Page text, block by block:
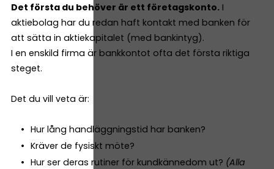
Det första du behöver är ett företagskonto. I
aktiebolag har du redan haft kontakt med banken för
att sätta in aktiekapitalet (med bankintyg).
I en enskild firma är bankkontot ofta det första riktiga
steget.
Det du vill veta är:
Hur lång handläggningstid har banken?
Kräver de fysiskt möte?
Hur ser deras rutiner för kundkännedom ut? (Alla